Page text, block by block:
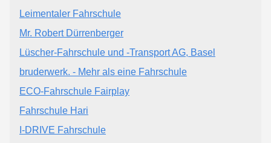
Leimentaler Fahrschule
Mr. Robert Dürrenberger
Lüscher-Fahrschule und -Transport AG, Basel
bruderwerk. - Mehr als eine Fahrschule
ECO-Fahrschule Fairplay
Fahrschule Hari
I-DRIVE Fahrschule